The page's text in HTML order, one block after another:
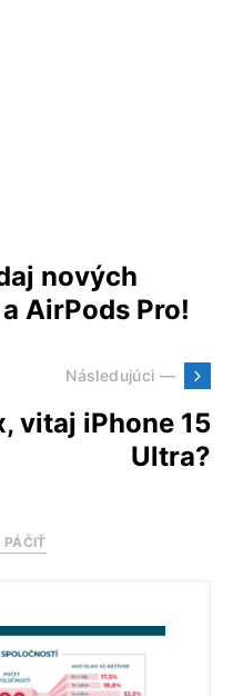
nových
AirPods Pro!
Následujúci —
vitaj iPhone 15
Ultra?
PÁČIŤ